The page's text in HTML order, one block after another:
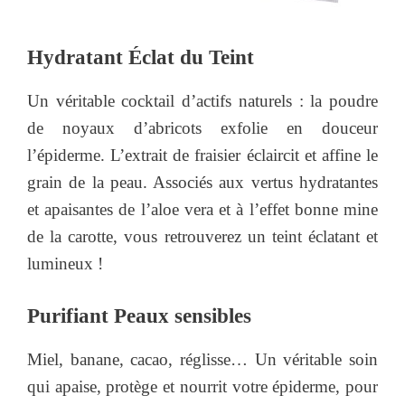
Hydratant Éclat du Teint
Un véritable cocktail d’actifs naturels : la poudre
de noyaux d’abricots exfolie en douceur
l’épiderme. L’extrait de fraisier éclaircit et affine le
grain de la peau. Associés aux vertus hydratantes
et apaisantes de l’aloe vera et à l’effet bonne mine
de la carotte, vous retrouverez un teint éclatant et
lumineux !
Purifiant Peaux sensibles
Miel, banane, cacao, réglisse… Un véritable soin
qui apaise, protège et nourrit votre épiderme, pour